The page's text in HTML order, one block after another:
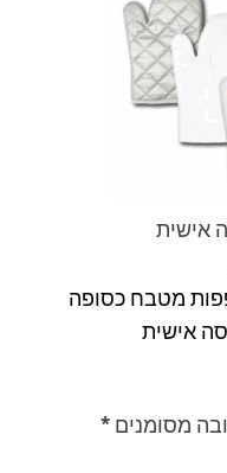
אישית
מטבח כסופה
אישית
מסומנים *